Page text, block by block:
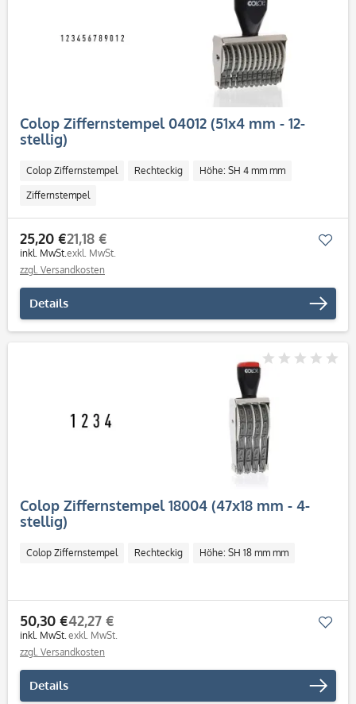
Colop Ziffernstempel 04012 (51x4 mm - 12-
stellig)
Colop Ziffernstempel Rechteckig Höhe: SH 4 mm mm
Ziffernstempel
25,20 €
inkl. MwSt.
21,18 €
exkl. MwSt.
zzgl. Versandkosten
Details
Colop Ziffernstempel 18004 (47x18 mm - 4-
stellig)
Colop Ziffernstempel Rechteckig Höhe: SH 18 mm mm
50,30 €
inkl. MwSt.
42,27 €
exkl. MwSt.
zzgl. Versandkosten
Details